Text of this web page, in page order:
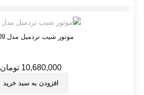
موتور شیب تردمیل مدل GS09
10,680,000 تومان
افزودن به سبد خرید